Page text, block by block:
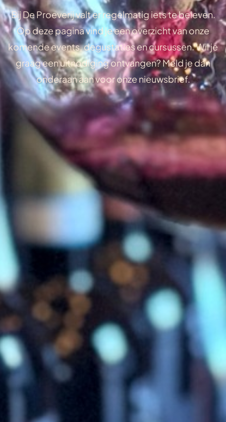
Bij De Proeverij valt er regelmatig iets te beleven.
Op deze pagina vind je een overzicht van onze
komende events, degustaties en cursussen. Wil je
graag een uitnodiging ontvangen? Meld je dan
onderaan aan voor onze nieuwsbrief.